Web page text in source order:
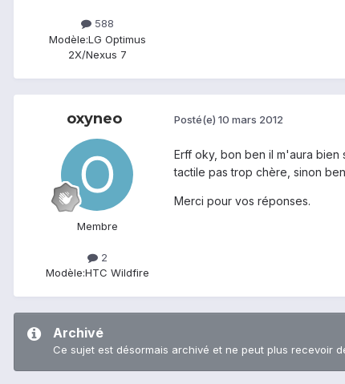
588
Modèle:LG Optimus
2X/Nexus 7
oxyneo
Membre
2
Modèle:HTC Wildfire
Posté(e) 10 mars 2012
Erff oky, bon ben il m'aura bien
tactile pas trop chère, sinon
Merci pour vos réponses.
Archivé
Ce sujet est désormais archivé et ne peut plus recevoir